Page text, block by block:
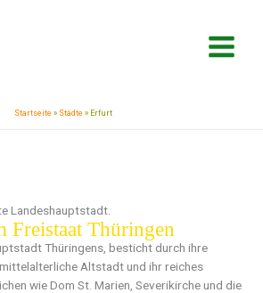
Startseite » Städte » Erfurt
Landeshauptstadt.
Freistaat Thüringen
Thüringens, besticht durch ihre
Altstadt und ihr reiches
wie Dom St. Marien, Severikirche und die